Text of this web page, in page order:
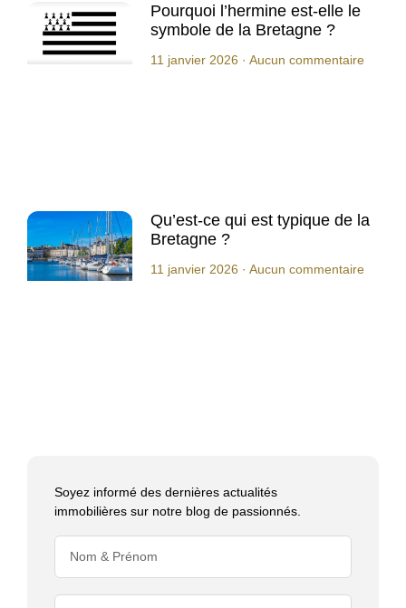
Pourquoi l’hermine est-elle le
symbole de la Bretagne ?
11 janvier 2026 Aucun commentaire
Qu’est-ce qui est typique de la
Bretagne ?
11 janvier 2026 Aucun commentaire
Soyez informé des dernières actualités
immobilières sur notre blog de passionnés.